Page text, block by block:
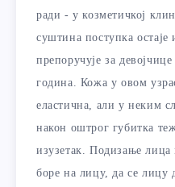
ради - у козметичкој
суштина поступка
препоручује за
година. Кожа у овом
еластична, али у неким
након оштрог губитка
изузетак. Подизање лица
боре на лицу, да се лицу